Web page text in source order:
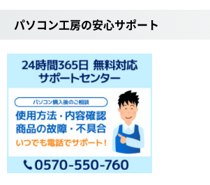
パソコン工房の安心サポート